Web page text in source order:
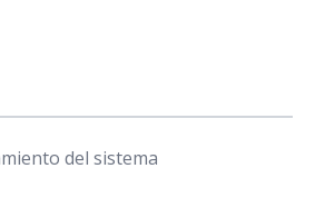
del sistema